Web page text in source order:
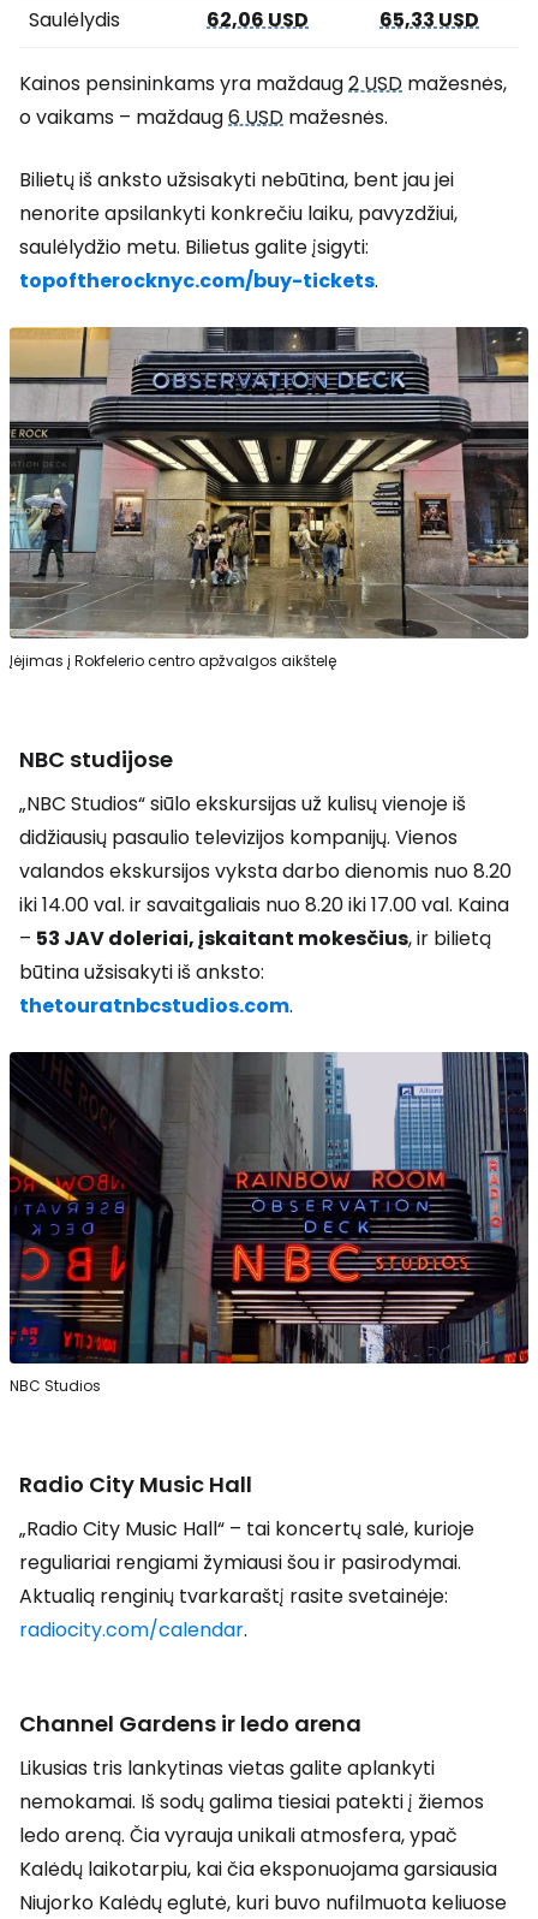
Saulėlydis
62,06 USD 65,33 USD
Kainos pensininkams yra maždaug2 USD mažesnės,
o vaikams – maždaug6 USD mažesnės.
Bilietų iš anksto užsisakyti nebūtina, bent jau jei
nenorite apsilankyti konkrečiu laiku, pavyzdžiui,
saulėlydžio metu. Bilietus galite įsigyti:
topoftherocknyc.com/buy-tickets.
Įėjimas į Rokfelerio centro apžvalgos aikštelę
NBC studijose
„NBC Studios“ siūlo ekskursijas už kulisų vienoje iš
didžiausių pasaulio televizijos kompanijų. Vienos
valandos ekskursijos vyksta darbo dienomis nuo 8.20
iki 14.00 val. ir savaitgaliais nuo 8.20 iki 17.00 val. Kaina
– 53 JAV doleriai, įskaitant mokesčius, ir bilietą
būtina užsisakyti iš anksto:
thetouratnbcstudios.com.
NBC Studios
Radio City Music Hall
„Radio City Music Hall“ – tai koncertų salė, kurioje
reguliariai rengiami žymiausi šou ir pasirodymai.
Aktualią renginių tvarkaraštį rasite svetainėje:
radiocity.com/calendar.
Channel Gardens ir ledo arena
Likusias tris lankytinas vietas galite aplankyti
nemokamai. Iš sodų galima tiesiai patekti į žiemos
ledo areną. Čia vyrauja unikali atmosfera, ypač
Kalėdų laikotarpiu, kai čia eksponuojama garsiausia
Niujorko Kalėdų eglutė, kuri buvo nufilmuota keliuose